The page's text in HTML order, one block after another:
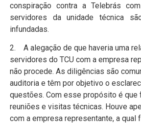
conspiração contra a Telebrás
servidores da unidade técnica
infundadas.
2. A alegação de que haveria uma
servidores do TCU com a empresa
não procede. As diligências são
auditoria e têm por objetivo o
questões. Com esse propósito é que
reuniões e visitas técnicas. Houve
com a empresa representante, a qual